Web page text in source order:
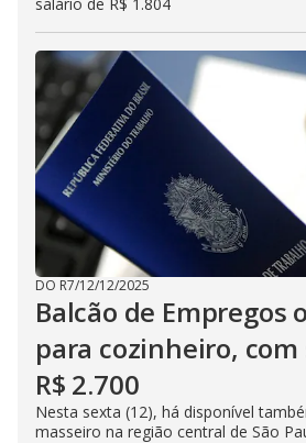
DO R7/12/12/2025
Balcão de Empregos
para cozinheiro,
R$ 2.700
Nesta sexta (12), há disponível
masseiro na região central de São